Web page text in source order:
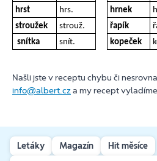
hrst
hrs. hrnek
stroužek
strouž. řapík
snítka
snít. kopeček
Našli jste v receptu chybu či
info@albert.cza my recept
Letáky Magazín Hit měsíce